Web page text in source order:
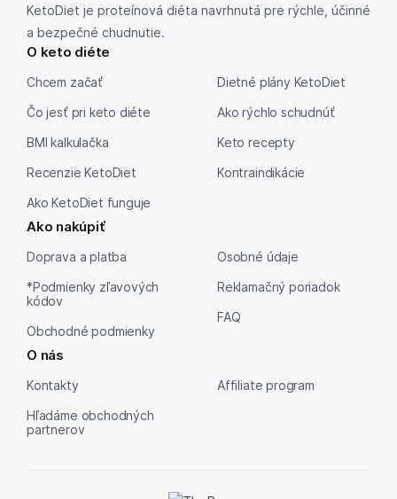
KetoDiet je proteínová diéta navrhnutá pre rýchle, účinné
a bezpečné chudnutie.
O keto diéte
Chcem začať
Čo jesť pri keto diéte
BMI kalkulačka
Recenzie KetoDiet
Ako KetoDiet funguje
Dietné plány KetoDiet
Ako rýchlo schudnúť
Keto recepty
Kontraindikácie
Ako nakúpiť
Doprava a platba
*Podmienky zľavových
kódov
Obchodné podmienky
Osobné údaje
Reklamačný poriadok
FAQ
O nás
Kontakty
Hľadáme obchodných
partnerov
Affiliate program